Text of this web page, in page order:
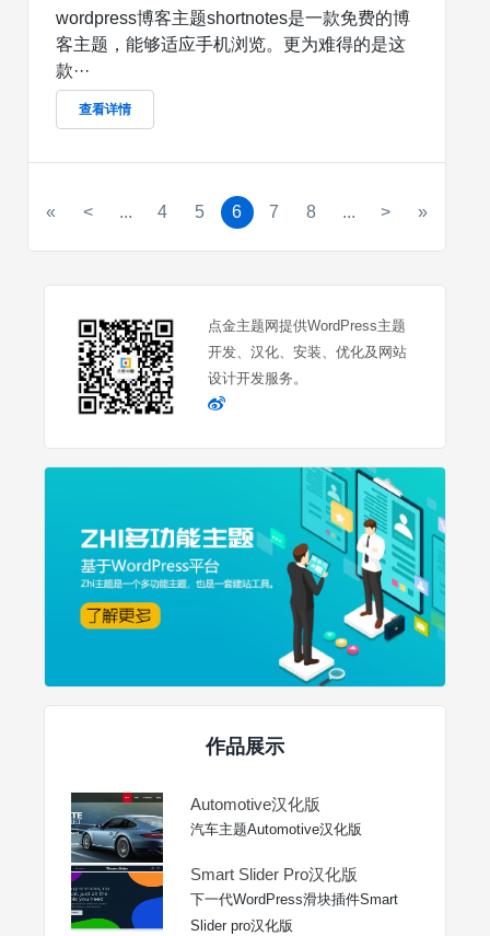
wordpress博客主题shortnotes是一款免费的博
客主题，能够适应手机浏览。更为难得的是这
款···
查看详情
« < ... 4 5 6 7 8 ... > »
点金主题网提供WordPress主题
开发、汉化、安装、优化及网站
设计开发服务。
作品展示
Automotive汉化版
汽车主题Automotive汉化版
Smart Slider Pro汉化版
下一代WordPress滑块插件Smart
Slider pro汉化版